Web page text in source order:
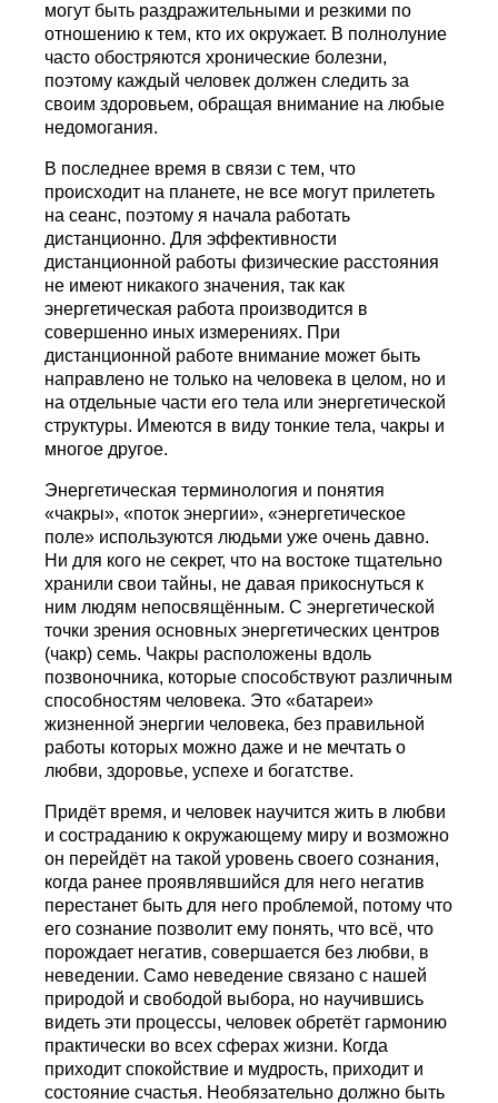
могут быть раздражительными и резкими по
отношению к тем, кто их окружает. В полнолуние
часто обостряются хронические болезни,
поэтому каждый человек должен следить за
своим здоровьем, обращая внимание на любые
недомогания.
В последнее время в связи с тем, что
происходит на планете, не все могут прилететь
на сеанс, поэтому я начала работать
дистанционно. Для эффективности
дистанционной работы физические расстояния
не имеют никакого значения, так как
энергетическая работа производится в
совершенно иных измерениях. При
дистанционной работе внимание может быть
направлено не только на человека в целом, но и
на отдельные части его тела или энергетической
структуры. Имеются в виду тонкие тела, чакры и
многое другое.
Энергетическая терминология и понятия
«чакры», «поток энергии», «энергетическое
поле» используются людьми уже очень давно.
Ни для кого не секрет, что на востоке тщательно
хранили свои тайны, не давая прикоснуться к
ним людям непосвящённым. С энергетической
точки зрения основных энергетических центров
(чакр) семь. Чакры расположены вдоль
позвоночника, которые способствуют различным
способностям человека. Это «батареи»
жизненной энергии человека, без правильной
работы которых можно даже и не мечтать о
любви, здоровье, успехе и богатстве.
Придёт время, и человек научится жить в любви
и состраданию к окружающему миру и возможно
он перейдёт на такой уровень своего сознания,
когда ранее проявлявшийся для него негатив
перестанет быть для него проблемой, потому что
его сознание позволит ему понять, что всё, что
порождает негатив, совершается без любви, в
неведении. Само неведение связано с нашей
природой и свободой выбора, но научившись
видеть эти процессы, человек обретёт гармонию
практически во всех сферах жизни. Когда
приходит спокойствие и мудрость, приходит и
состояние счастья. Необязательно должно быть